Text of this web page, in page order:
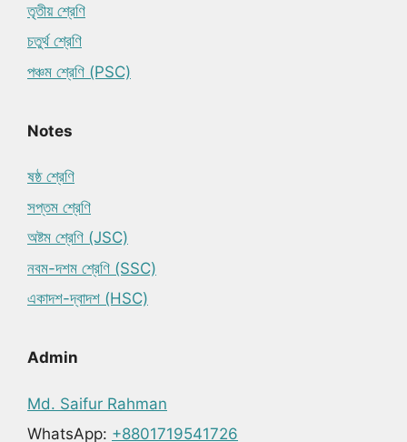
তৃতীয় শ্রেণি
চতুর্থ শ্রেণি
পঞ্চম শ্রেণি (PSC)
Notes
ষষ্ঠ শ্রেণি
সপ্তম শ্রেণি
অষ্টম শ্রেণি (JSC)
নবম-দশম শ্রেণি (SSC)
একাদশ-দ্বাদশ (HSC)
Admin
Md. Saifur Rahman
WhatsApp: +8801719541726